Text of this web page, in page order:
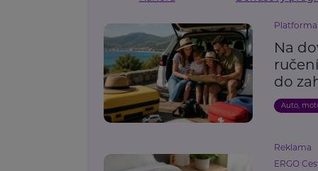
Platforma
Na
do
Auto,
Reklama
ERGO